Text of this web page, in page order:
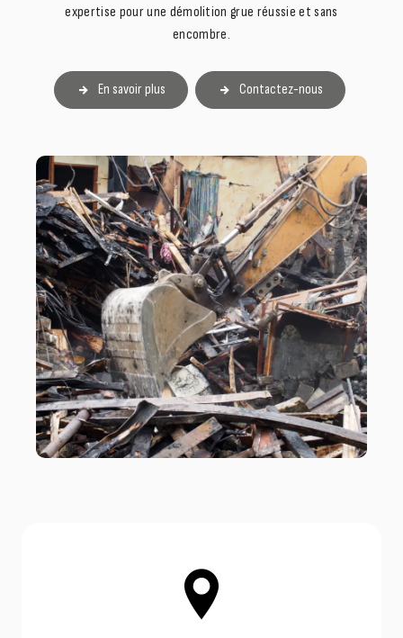
expertise pour une démolition grue réussie et sans
encombre.
En savoir plus Contactez-nous